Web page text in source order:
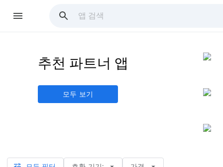
추천 파트너 앱
모두 보기